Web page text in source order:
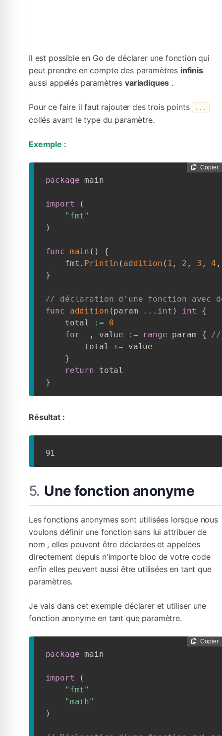
Il est possible en Go de déclarer une fonction qui
peut prendre en compte des paramètres infinis
aussi appelés paramètres variadiques .
Pour ce faire il faut rajouter des trois points ...
collés avant le type du paramètre.
Exemple :
Copier
package main
import
(
"fmt"
)
func main ( )
{
    fmt
. Println ( addition ( 1 , 2 , 3 , 4 ,
}
// déclaration d'une fonction avec
func
addition (param ... int ) int
{
    total
:=
0
for
, value := range param {
//
        total
+= value
}
return
}
Résultat :
91
Une fonction anonyme
Les fonctions anonymes sont utilisées lorsque nous
voulons définir une fonction sans lui attribuer de
nom , elles peuvent être déclarées et appelées
directement depuis n'importe bloc de votre code
enfin elles peuvent aussi être utilisées en tant que
paramètres.
Je vais dans cet exemple déclarer et utiliser une
fonction anonyme en tant que paramètre.
Copier
package main
import
(
"fmt"
"math"
)